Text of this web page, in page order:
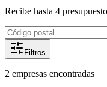
Recibe hasta 4
Filtros
2 empresas encontradas